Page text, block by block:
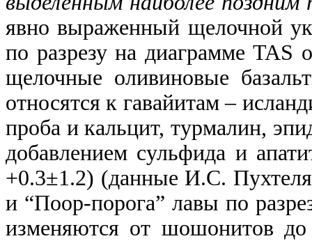
явно выраженный щелочной
по разрезу на диаграмме TAS
щелочные оливиновые
относятся к гавайитам –
проба и кальцит, турмалин,
добавлением сульфида и
+0.3±1.2) (данные И.С.
и “Поор-порога” лавы по
изменяются от шошонитов до